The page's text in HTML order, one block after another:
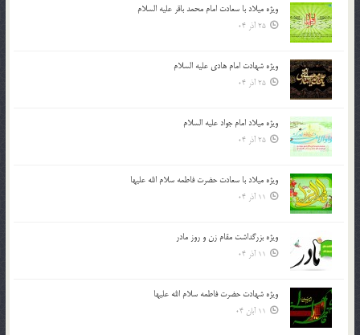
ویژه میلاد با سعادت امام محمد باقر علیه السلام
25 آذر 04
ویژه شهادت امام هادی علیه السلام
25 آذر 04
ویژه میلاد امام جواد علیه السلام
25 آذر 04
ویژه میلاد با سعادت حضرت فاطمه سلام الله علیها
11 آذر 04
ویژه بزرگداشت مقام زن و روز مادر
11 آذر 04
ویژه شهادت حضرت فاطمه سلام الله علیها
11 آبان 04